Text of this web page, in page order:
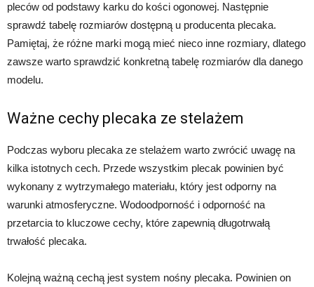
pleców od podstawy karku do kości ogonowej. Następnie
sprawdź tabelę rozmiarów dostępną u producenta plecaka.
Pamiętaj, że różne marki mogą mieć nieco inne rozmiary, dlatego
zawsze warto sprawdzić konkretną tabelę rozmiarów dla danego
modelu.
Ważne cechy plecaka ze stelażem
Podczas wyboru plecaka ze stelażem warto zwrócić uwagę na
kilka istotnych cech. Przede wszystkim plecak powinien być
wykonany z wytrzymałego materiału, który jest odporny na
warunki atmosferyczne. Wodoodporność i odporność na
przetarcia to kluczowe cechy, które zapewnią długotrwałą
trwałość plecaka.
Kolejną ważną cechą jest system nośny plecaka. Powinien on